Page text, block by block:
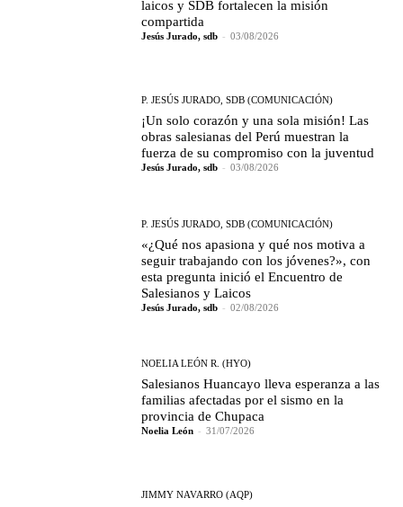
laicos y SDB fortalecen la misión
compartida
Jesús Jurado, sdb - 03/08/2026
P. JESÚS JURADO, SDB (COMUNICACIÓN)
¡Un solo corazón y una sola misión! Las
obras salesianas del Perú muestran la
fuerza de su compromiso con la juventud
Jesús Jurado, sdb - 03/08/2026
P. JESÚS JURADO, SDB (COMUNICACIÓN)
«¿Qué nos apasiona y qué nos motiva a
seguir trabajando con los jóvenes?», con
esta pregunta inició el Encuentro de
Salesianos y Laicos
Jesús Jurado, sdb - 02/08/2026
NOELIA LEÓN R. (HYO)
Salesianos Huancayo lleva esperanza a las
familias afectadas por el sismo en la
provincia de Chupaca
Noelia León - 31/07/2026
JIMMY NAVARRO (AQP)